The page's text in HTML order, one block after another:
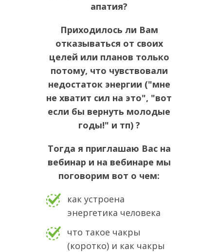
апатия?
Приходилось ли Вам
отказываться от своих
целей или планов только
потому, что чувствовали
недостаток энергии ("мне
не хватит сил на это", "вот
если бы вернуть молодые
годы!" и тп) ?
Тогда я приглашаю Вас на
вебинар и на вебинаре мы
поговорим вот о чем:
как устроена
энергетика человека
что такое чакры
(коротко) и как чакры